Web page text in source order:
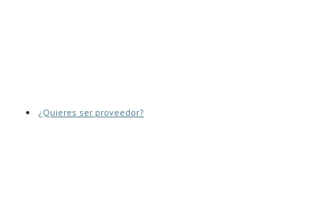
¿Quieres ser proveedor?